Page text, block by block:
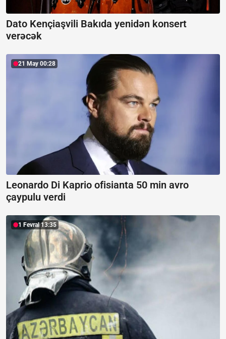
Dato Kençiaşvili Bakıda yenidən konsert
verəcək
21 May 00:28
Leonardo Di Kaprio ofisianta 50 min avro
çaypulu verdi
1 Fevral 13:35